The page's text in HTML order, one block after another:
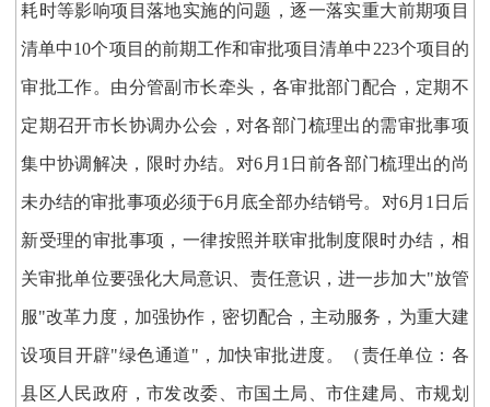
耗时等影响项目落地实施的问题，逐一落实重大前期项目
清单中10个项目的前期工作和审批项目清单中223个项目的
审批工作。由分管副市长牵头，各审批部门配合，定期不
定期召开市长协调办公会，对各部门梳理出的需审批事项
集中协调解决，限时办结。对6月1日前各部门梳理出的尚
未办结的审批事项必须于6月底全部办结销号。对6月1日后
新受理的审批事项，一律按照并联审批制度限时办结，相
关审批单位要强化大局意识、责任意识，进一步加大"放管
服"改革力度，加强协作，密切配合，主动服务，为重大建
设项目开辟"绿色通道"，加快审批进度。（责任单位：各
县区人民政府，市发改委、市国土局、市住建局、市规划